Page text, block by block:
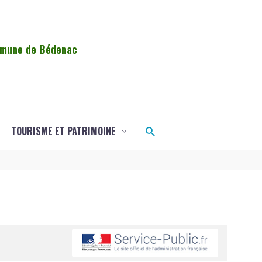
de Bédenac
TOURISME ET PATRIMOINE Rechercher